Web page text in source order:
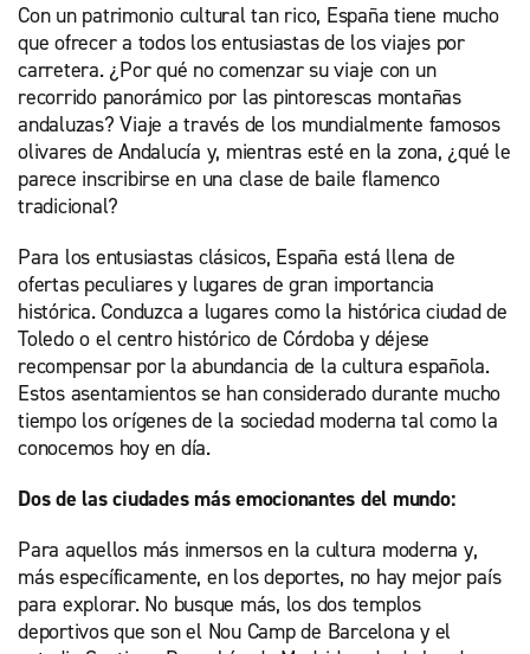
Con un patrimonio cultural tan rico, España tiene mucho
que ofrecer a todos los entusiastas de los viajes por
carretera. ¿Por qué no comenzar su viaje con un
recorrido panorámico por las pintorescas montañas
andaluzas? Viaje a través de los mundialmente famosos
olivares de Andalucía y, mientras esté en la zona, ¿qué le
parece inscribirse en una clase de baile flamenco
tradicional?
Para los entusiastas clásicos, España está llena de
ofertas peculiares y lugares de gran importancia
histórica. Conduzca a lugares como la histórica ciudad de
Toledo o el centro histórico de Córdoba y déjese
recompensar por la abundancia de la cultura española.
Estos asentamientos se han considerado durante mucho
tiempo los orígenes de la sociedad moderna tal como la
conocemos hoy en día.
Dos de las ciudades más emocionantes del mundo:
Para aquellos más inmersos en la cultura moderna y,
más específicamente, en los deportes, no hay mejor país
para explorar. No busque más, los dos templos
deportivos que son el Nou Camp de Barcelona y el